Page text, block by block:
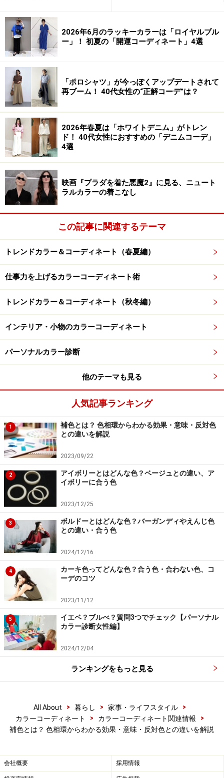
対立する性質をもつ色どうしのことを反対色といいま
す。
色の性質は、色相（色みの違い）、明度（明るさの
度合い）、彩度（あざやかさの度合い）の三属性によっ
てあらわすことができます。
色相に着目すると、補色や補色の近い関係の色を反対色
と言います。上図の色相環では、色相差8以上の対照色
相から、色相差が12の補色色相までが、反対色に該当し
ます。
トーンの関係を示した図。隣り合うトーンは類似の関係、2
つ以上離れたトーンは対照の関係になります
上図のトーン図では、上に行くほど明度が高く、下に行
くほど明度が低くなります。白と黒、ライトトーンとダ
ークトーンといった関係は反対色になります。
彩度に着目すると、上図のトーン図では、右に行くほど
彩度が高く、左に行くほど彩度が低くなります。ビビッ
ドトーンと無彩色、ディープトーンとグレイッシュトー
ンといった関係も反対色にあたります。
補色同士を混ぜると灰色になる？ 補色対
比・物理補色・心理補色
補色には、主に次の3つの効果があります。
補色の効果1：物理補色
補色どうしを混色すると無彩色になります。これを物理
補色と呼びます。理論上は黒になりますが、絵の具やイ
ンクといった身近な色材を混色すると、真っ黒にはなら
ず、濁った灰色になります。
■心理補色
補色の効果2：心理補色
補色の一方の色をしばらく見つめた後、白い紙などに目
を移すと、残像として補色のもう一方の色が現れます。
これを心理補色と呼びます。
たとえば、外科手術を行う医師は、血液の赤を長時間見
つめるため、緑色の残像に悩まされてきました。視線を
動かすと残像も一緒に動くため、手術中の医師にとって
1925年、米国の化学系企業デュポンは、補色残像を和ら
げる効果がある色として、薄い緑色の塗料を提案しまし
も薄い緑色が採用されています。
2026年6月のラッキーカラーは「ロイヤルブル
ー」！ 初夏の「開運コーディネート」4選
「ポロシャツ」が今っぽくアップデートされて
再ブーム！ 40代女性の“正解コーデ”は？
2026年春夏は「ホワイトデニム」がトレン
ド！ 40代女性におすすめの「デニムコーデ」
4選
映画『プラダを着た悪魔2』に見る、ニュート
ラルカラーの着こなし
この記事に関連するテーマ
トレンドカラー＆コーディネート（春夏編）
仕事力を上げるカラーコーディネート術
トレンドカラー＆コーディネート（秋冬編）
インテリア・小物のカラーコーディネート
パーソナルカラー診断
他のテーマも見る
人気記事ランキング
1
補色とは？ 色相環からわかる効果・意味・反対色
との違いを解説
2023/09/22
2
アイボリーとはどんな色？ベージュとの違い、ア
イボリーに合う色
2023/12/25
3
ボルドーとはどんな色？バーガンディやえんじ色
との違い・合う色
2024/12/16
4
カーキ色ってどんな色？合う色・合わない色、コ
ーデのコツ
2023/11/12
5
イエベ？ブルべ？質問3つでチェック【パーソナル
カラー診断女性編】
2024/12/04
ランキングをもっと見る
All About > 暮らし > 家事・ライフスタイル
>
カラーコーディネート
> カラーコーディネート関連情報
>
補色とは？ 色相環からわかる効果・意味・反対色との違いを解説
会社概要 採用情報